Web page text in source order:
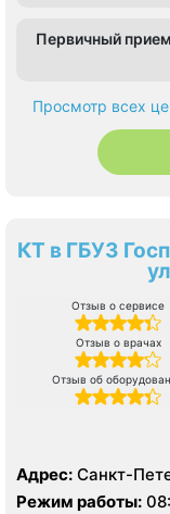
Первичный
Просмотр всех
КТ в ГБУЗ
Отзыв о сервисе
Отзыв о врачах
Отзыв об
Адрес: Санкт-
Режим работы: